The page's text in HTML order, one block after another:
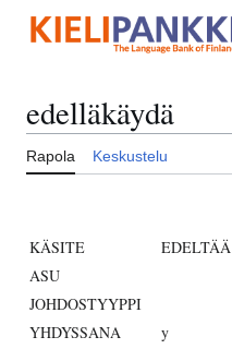
sisältöön
edelläkäydä
Rapola Keskustelu
KÄSITE
EDELTÄÄ
ASU
JOHDOSTYYPPI
YHDYSSANA
y